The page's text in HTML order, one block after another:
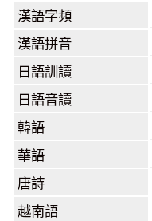
漢語字頻
漢語拼音
日語訓讀
日語音讀
韓語
華語
唐詩
越南語